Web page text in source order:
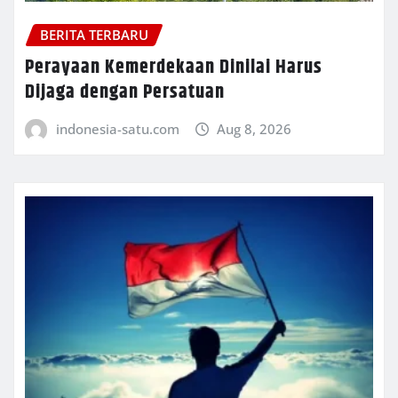
BERITA TERBARU
Perayaan Kemerdekaan Dinilai Harus
Dijaga dengan Persatuan
indonesia-satu.com Aug 8, 2026